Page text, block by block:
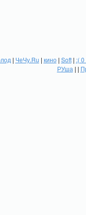
| ЧеЧу.Ru | кино| Soft| :(
РУша | |